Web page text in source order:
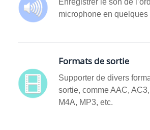
Enregistrer le son de
microphone en
Formats de sortie
Supporter de divers
sortie, comme AAC,
M4A, MP3, etc.